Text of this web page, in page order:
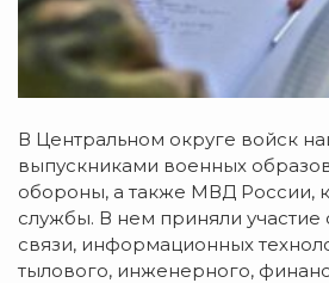
В Центральном округе войск
выпускниками военных
обороны, а также МВД России,
службы. В нем приняли
связи, информационных
тылового, инженерного,